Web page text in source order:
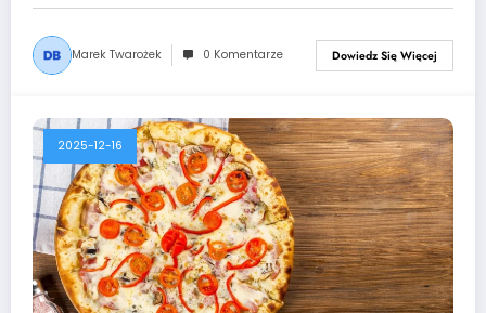
Marek Twarożek 0 Komentarze Dowiedz Się Więcej
2025-12-16